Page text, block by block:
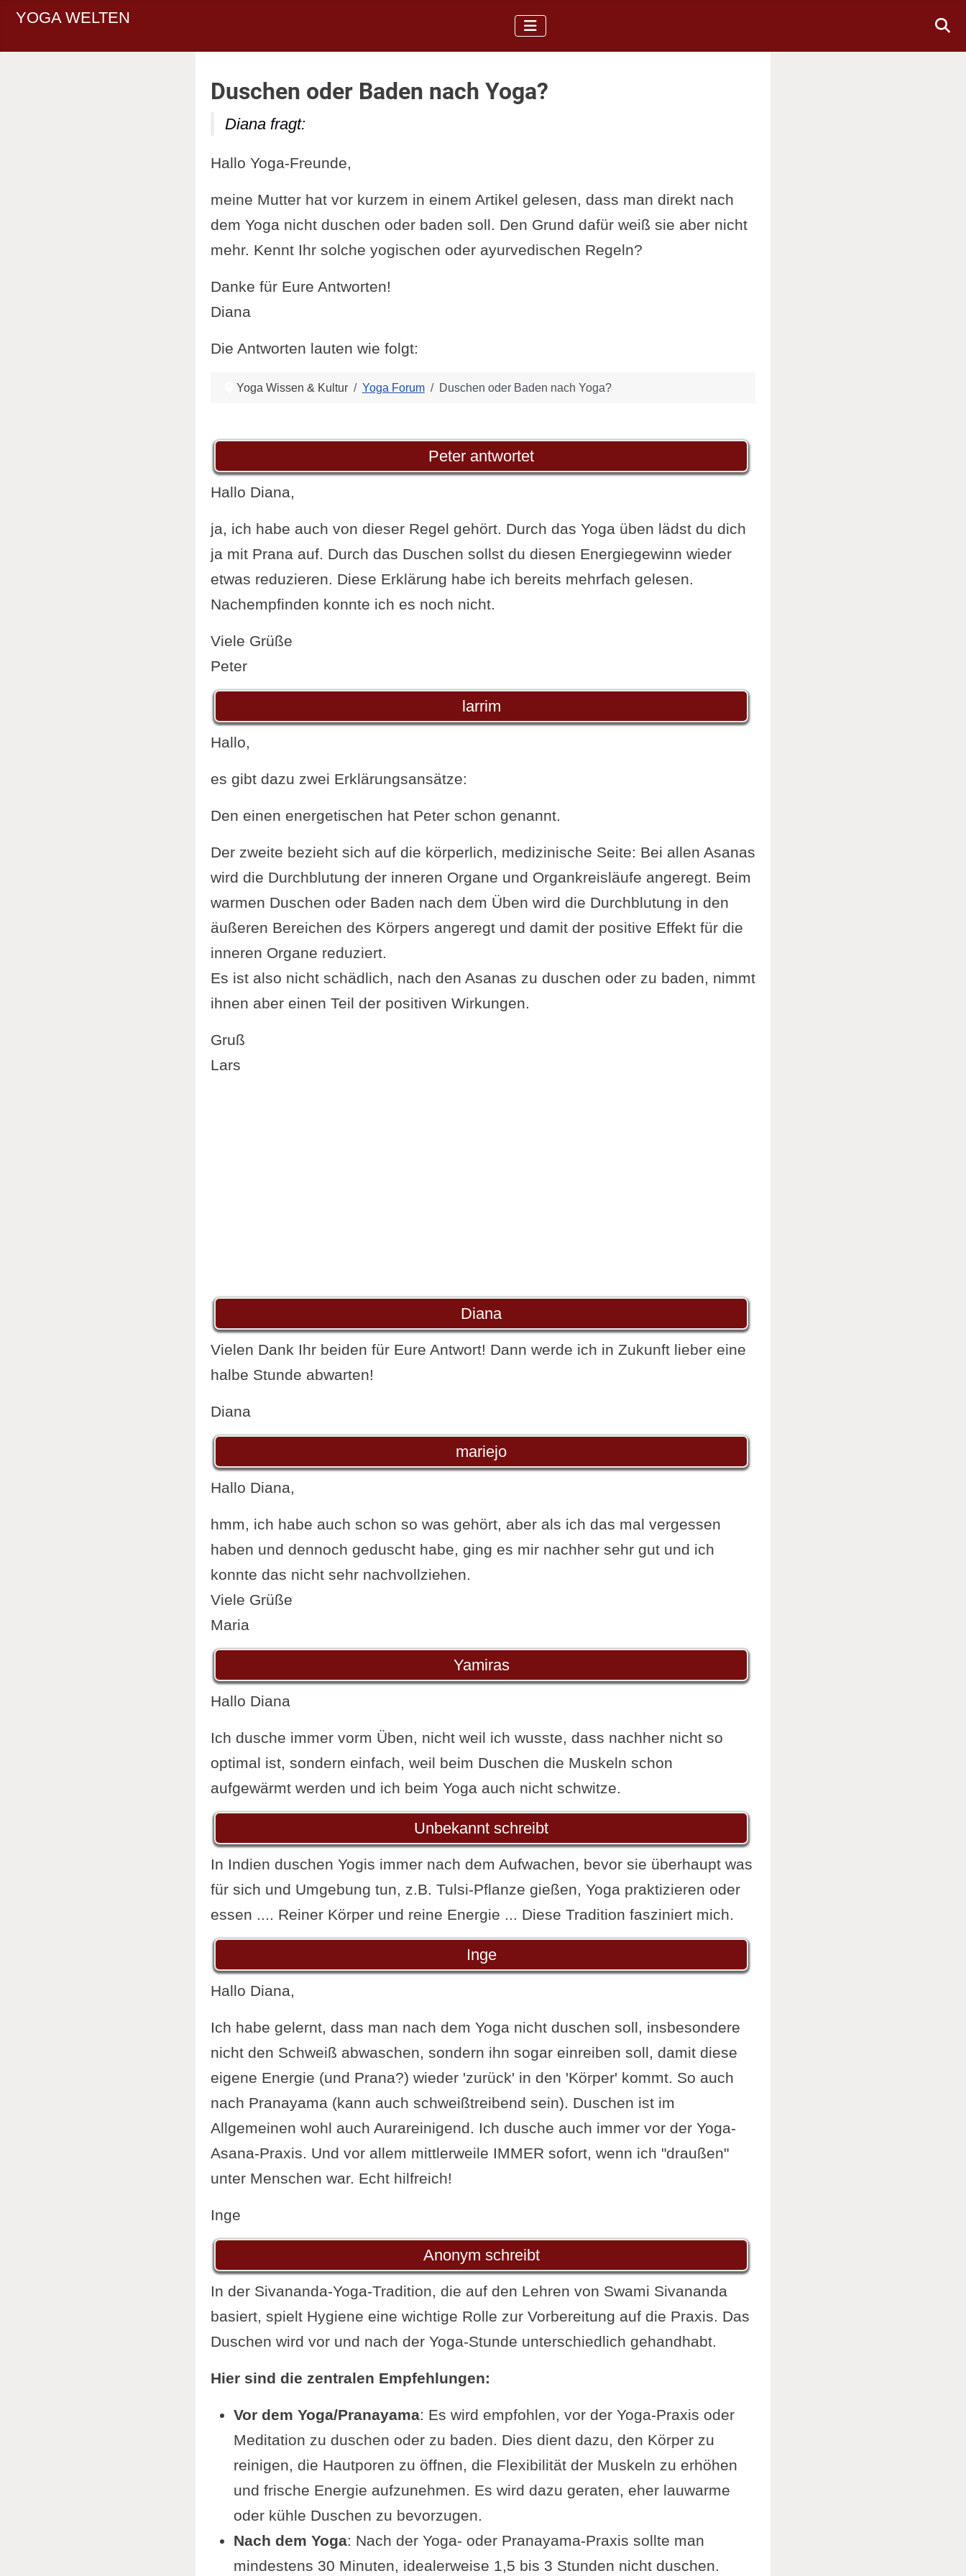
YOGA WELTEN
Duschen oder Baden nach Yoga?
Diana fragt:
Hallo Yoga-Freunde,
meine Mutter hat vor kurzem in einem Artikel gelesen, dass man direkt nach
dem Yoga nicht duschen oder baden soll. Den Grund dafür weiß sie aber nicht
mehr. Kennt Ihr solche yogischen oder ayurvedischen Regeln?
Danke für Eure Antworten!
Diana
Die Antworten lauten wie folgt:
Yoga Wissen & Kultur Yoga Forum Duschen oder Baden nach Yoga?
Peter antwortet
Hallo Diana,
ja, ich habe auch von dieser Regel gehört. Durch das Yoga üben lädst du dich
ja mit Prana auf. Durch das Duschen sollst du diesen Energiegewinn wieder
etwas reduzieren. Diese Erklärung habe ich bereits mehrfach gelesen.
Nachempfinden konnte ich es noch nicht.
Viele Grüße
Peter
larrim
Hallo,
es gibt dazu zwei Erklärungsansätze:
Den einen energetischen hat Peter schon genannt.
Der zweite bezieht sich auf die körperlich, medizinische Seite: Bei allen Asanas
wird die Durchblutung der inneren Organe und Organkreisläufe angeregt. Beim
warmen Duschen oder Baden nach dem Üben wird die Durchblutung in den
äußeren Bereichen des Körpers angeregt und damit der positive Effekt für die
inneren Organe reduziert.
Es ist also nicht schädlich, nach den Asanas zu duschen oder zu baden, nimmt
ihnen aber einen Teil der positiven Wirkungen.
Gruß
Lars
Diana
Vielen Dank Ihr beiden für Eure Antwort! Dann werde ich in Zukunft lieber eine
halbe Stunde abwarten!
Diana
mariejo
Hallo Diana,
hmm, ich habe auch schon so was gehört, aber als ich das mal vergessen
haben und dennoch geduscht habe, ging es mir nachher sehr gut und ich
konnte das nicht sehr nachvollziehen.
Viele Grüße
Maria
Yamiras
Hallo Diana
Ich dusche immer vorm Üben, nicht weil ich wusste, dass nachher nicht so
optimal ist, sondern einfach, weil beim Duschen die Muskeln schon
aufgewärmt werden und ich beim Yoga auch nicht schwitze.
Unbekannt schreibt
In Indien duschen Yogis immer nach dem Aufwachen, bevor sie überhaupt was
für sich und Umgebung tun, z.B. Tulsi-Pflanze gießen, Yoga praktizieren oder
essen .... Reiner Körper und reine Energie ... Diese Tradition fasziniert mich.
Inge
Hallo Diana,
Ich habe gelernt, dass man nach dem Yoga nicht duschen soll, insbesondere
nicht den Schweiß abwaschen, sondern ihn sogar einreiben soll, damit diese
eigene Energie (und Prana?) wieder 'zurück' in den 'Körper' kommt. So auch
nach Pranayama (kann auch schweißtreibend sein). Duschen ist im
Allgemeinen wohl auch Aurareinigend. Ich dusche auch immer vor der Yoga-
Asana-Praxis. Und vor allem mittlerweile IMMER sofort, wenn ich "draußen"
unter Menschen war. Echt hilfreich!
Inge
Anonym schreibt
In der Sivananda-Yoga-Tradition, die auf den Lehren von Swami Sivananda
basiert, spielt Hygiene eine wichtige Rolle zur Vorbereitung auf die Praxis. Das
Duschen wird vor und nach der Yoga-Stunde unterschiedlich gehandhabt.
Hier sind die zentralen Empfehlungen:
Vor dem Yoga/Pranayama: Es wird empfohlen, vor der Yoga-Praxis oder
Meditation zu duschen oder zu baden. Dies dient dazu, den Körper zu
reinigen, die Hautporen zu öffnen, die Flexibilität der Muskeln zu erhöhen
und frische Energie aufzunehmen. Es wird dazu geraten, eher lauwarme
oder kühle Duschen zu bevorzugen.
Nach dem Yoga: Nach der Yoga- oder Pranayama-Praxis sollte man
mindestens 30 Minuten, idealerweise 1,5 bis 3 Stunden nicht duschen.